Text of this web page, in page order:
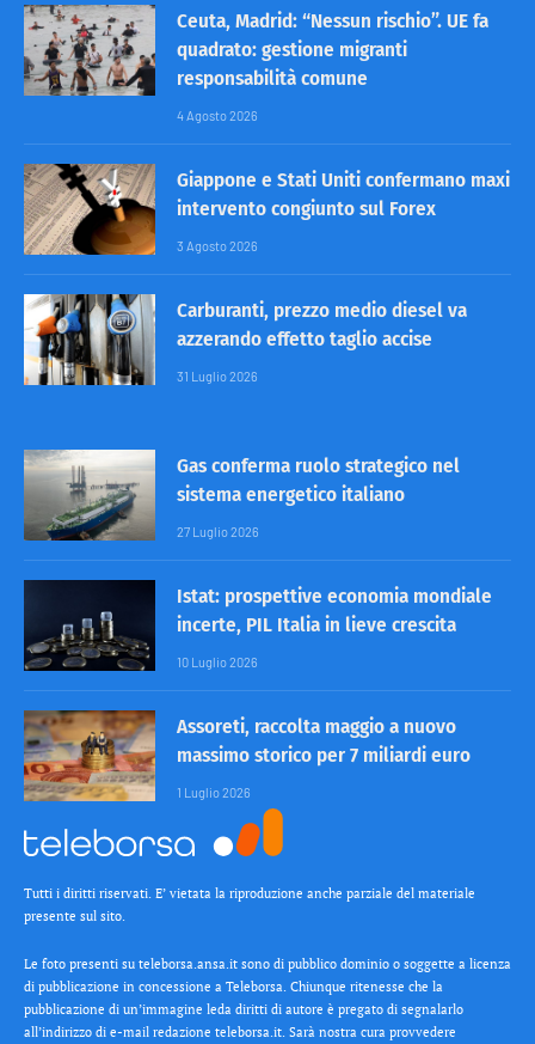
Ceuta, Madrid: “Nessun rischio”. UE fa
quadrato: gestione migranti
responsabilità comune
4 Agosto 2026
Giappone e Stati Uniti confermano maxi
intervento congiunto sul Forex
3 Agosto 2026
Carburanti, prezzo medio diesel va
azzerando effetto taglio accise
31 Luglio 2026
Gas conferma ruolo strategico nel
sistema energetico italiano
27 Luglio 2026
Istat: prospettive economia mondiale
incerte, PIL Italia in lieve crescita
10 Luglio 2026
Assoreti, raccolta maggio a nuovo
massimo storico per 7 miliardi euro
1 Luglio 2026
Tutti i diritti riservati. E’ vietata la riproduzione anche parziale del materiale
presente sul sito.
Le foto presenti su teleborsa.ansa.it sono di pubblico dominio o soggette a licenza
di pubblicazione in concessione a Teleborsa. Chiunque ritenesse che la
pubblicazione di un’immagine leda diritti di autore è pregato di segnalarlo
all’indirizzo di e-mail redazione teleborsa.it. Sarà nostra cura provvedere